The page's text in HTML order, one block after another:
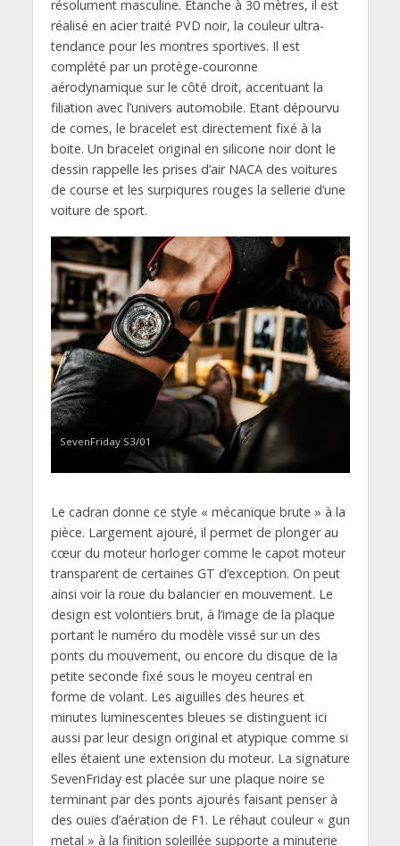
résolument masculine. Étanche à 30 mètres, il est
réalisé en acier traité PVD noir, la couleur ultra-
tendance pour les montres sportives. Il est
complété par un protège-couronne
aérodynamique sur le côté droit, accentuant la
filiation avec l’univers automobile. Etant dépourvu
de cornes, le bracelet est directement fixé à la
boite. Un bracelet original en silicone noir dont le
dessin rappelle les prises d’air NACA des voitures
de course et les surpiqures rouges la sellerie d’une
voiture de sport.
SevenFriday S3/01
Le cadran donne ce style « mécanique brute » à la
pièce. Largement ajouré, il permet de plonger au
cœur du moteur horloger comme le capot moteur
transparent de certaines GT d’exception. On peut
ainsi voir la roue du balancier en mouvement. Le
design est volontiers brut, à l’image de la plaque
portant le numéro du modèle vissé sur un des
ponts du mouvement, ou encore du disque de la
petite seconde fixé sous le moyeu central en
forme de volant. Les aiguilles des heures et
minutes luminescentes bleues se distinguent ici
aussi par leur design original et atypique comme si
elles étaient une extension du moteur. La signature
SevenFriday est placée sur une plaque noire se
terminant par des ponts ajourés faisant penser à
des ouïes d’aération de F1. Le réhaut couleur « gun
metal » à la finition soleillée supporte a minuterie